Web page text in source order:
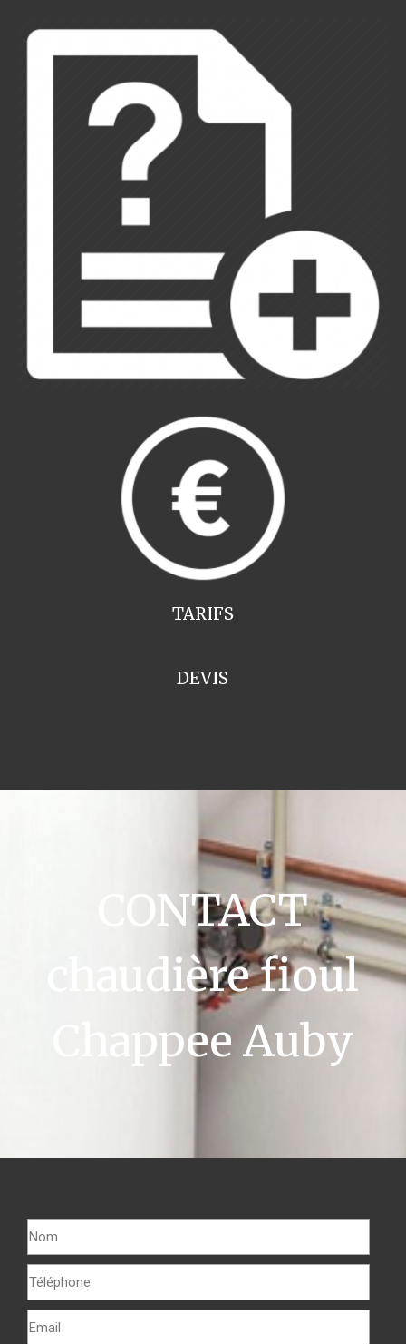
TARIFS
DEVIS
CONTACT
chaudière fioul
Chappee Auby